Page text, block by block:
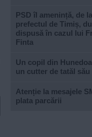
PSD îl amenință, de
prefectul de Timiș,
dispusă în cazul lui
Finta
Un copil din
un cutter de tatăl său
Atenție la mesajele
plata parcării